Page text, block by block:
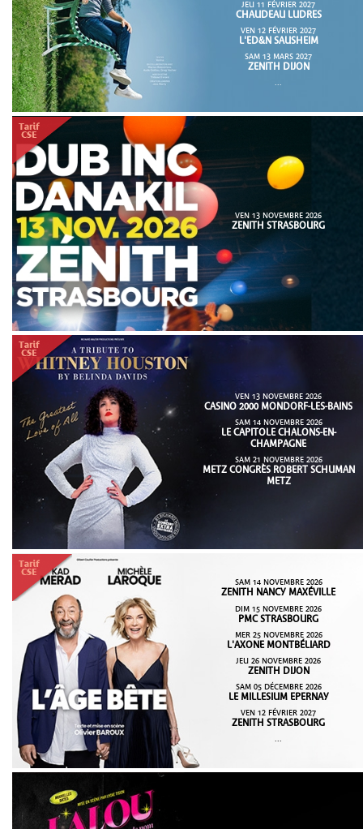
JEU 11 FÉVRIER 2027
CHAUDEAU LUDRES
VEN 12 FÉVRIER 2027
L'ED&N SAUSHEIM
SAM 13 MARS 2027
ZENITH DIJON
...
VEN 13 NOVEMBRE 2026
ZENITH STRASBOURG
VEN 13 NOVEMBRE 2026
CASINO 2000 MONDORF-LES-BAINS
SAM 14 NOVEMBRE 2026
LE CAPITOLE CHALONS-EN-
CHAMPAGNE
SAM 21 NOVEMBRE 2026
METZ CONGRÈS ROBERT SCHUMAN
METZ
SAM 14 NOVEMBRE 2026
ZENITH NANCY MAXÉVILLE
DIM 15 NOVEMBRE 2026
PMC STRASBOURG
MER 25 NOVEMBRE 2026
L'AXONE MONTBÉLIARD
JEU 26 NOVEMBRE 2026
ZENITH DIJON
SAM 05 DÉCEMBRE 2026
LE MILLESIUM EPERNAY
VEN 12 FÉVRIER 2027
ZENITH STRASBOURG